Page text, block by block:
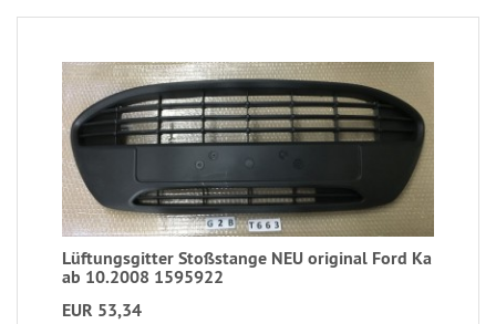
Lüftungsgitter Stoßstange NEU original Ford Ka
ab 10.2008 1595922
EUR 53,34